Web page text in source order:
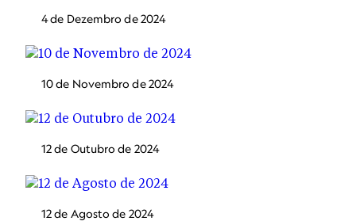
4 de Dezembro de 2024
10 de Novembro de 2024
12 de Outubro de 2024
12 de Agosto de 2024